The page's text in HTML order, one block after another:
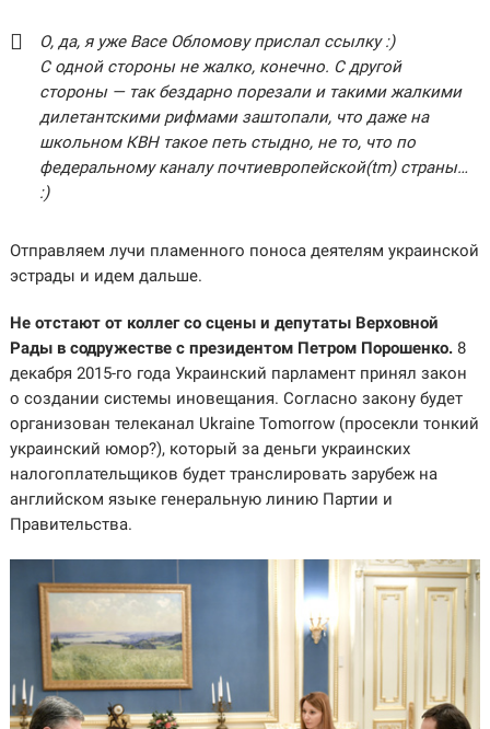
О, да, я уже Васе Обломову прислал ссылку :)
С одной стороны не жалко, конечно. С другой
стороны — так бездарно порезали и такими жалкими
дилетантскими рифмами заштопали, что даже на
школьном КВН такое петь стыдно, не то, что по
федеральному каналу почтиевропейской(tm) страны…
:)
Отправляем лучи пламенного поноса деятелям украинской
эстрады и идем дальше.
Не отстают от коллег со сцены и депутаты Верховной
Рады в содружестве с президентом Петром Порошенко. 8
декабря 2015-го года Украинский парламент принял закон
о создании системы иновещания. Согласно закону будет
организован телеканал Ukraine Tomorrow (просекли тонкий
украинский юмор?), который за деньги украинских
налогоплательщиков будет транслировать зарубеж на
английском языке генеральную линию Партии и
Правительства.